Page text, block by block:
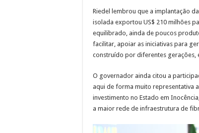
Riedel lembrou que a implantação
isolada exportou US$ 210 milhões
equilibrado, ainda de poucos
facilitar, apoiar as iniciativas para
construído por diferentes gerações,
O governador ainda citou a
aqui de forma muito representativa
investimento no Estado em
a maior rede de infraestrutura de